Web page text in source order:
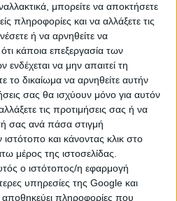
μπορείτε να αποκτήσετε
πληροφορίες και να αλλάξετε τις
ή να αρνηθείτε να
κάποια επεξεργασία των
να μην απαιτεί τη
το δικαίωμα να αρνηθείτε αυτήν
σας θα ισχύουν μόνο για αυτόν
τις προτιμήσεις σας ή να
σας ανά πάσα στιγμή
και κάνοντας κλικ στο
μέρος της ιστοσελίδας.
ο ιστότοπος/η εφαρμογή
υπηρεσίες της Google και
αποθηκεύει πληροφορίες που
που τουλάχιστον σε αυτή τη
ο χώρος για μετρητά
θα χρειαστεί και φορτηγό
Το διαμέρισμά
άλλα πράγματα. Το
και τα ιατροδικαστικά
για να αναδείξουν τι
75χρονο εισοδηματία και
ουσιαστικές συνθήκες
είσοδος της πολυκατοικίας
βιβλίων και παλιών